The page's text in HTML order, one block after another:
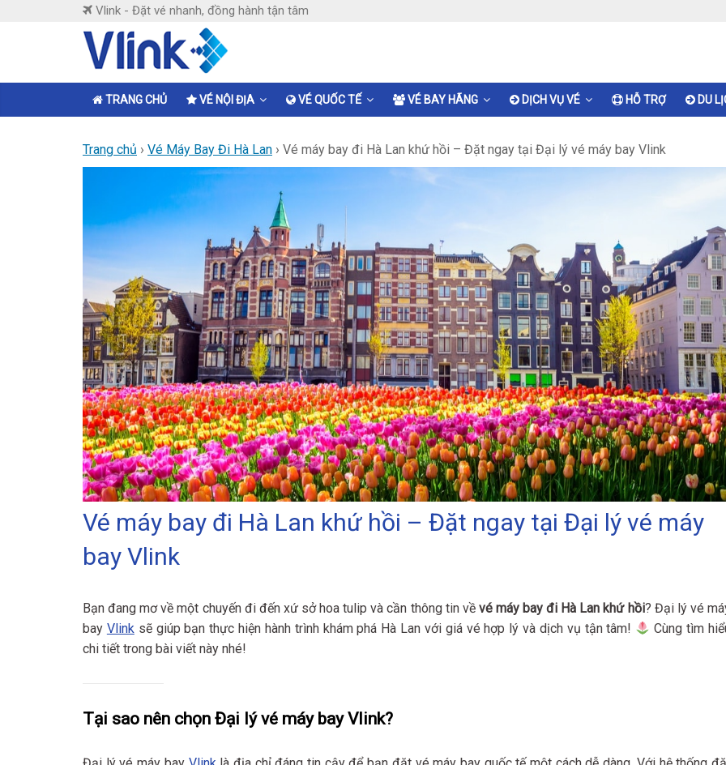
Vlink - Đặt vé nhanh, đồng hành tận tâm
Vlink
Đặt
vé
đồng
TRANG CHỦ VÉ NỘI ĐỊA VÉ QUỐC TẾ VÉ BAY HÃNG DỊCH VỤ VÉ HỖ TRỢ DU
Trang chủ › Vé Máy Bay Đi Hà Lan › Vé máy bay đi Hà Lan khứ hồi – Đặt ngay tại Đại lý vé máy bay Vlink
Vé máy bay đi Hà Lan khứ hồi – Đặt ngay tại Đại lý vé máy
bay Vlink
Bạn đang mơ về một chuyến đi đến xứ sở hoa tulip và cần thông tin về vé máy bay đi Hà Lan khứ hồi? Đại lý vé
bay Vlinksẽ giúp bạn thực hiện hành trình khám phá Hà Lan với giá vé hợp lý và dịch vụ tận tâm!
Cùng tìm
chi tiết trong bài viết này nhé!
Tại sao nên chọn Đại lý vé máy bay Vlink?